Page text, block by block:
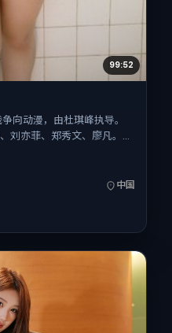
99:52
向动漫，由杜琪峰执导。
刘亦菲、郑秀文、廖凡。作
年贺岁档前后与观众见
时长123分钟。
中国